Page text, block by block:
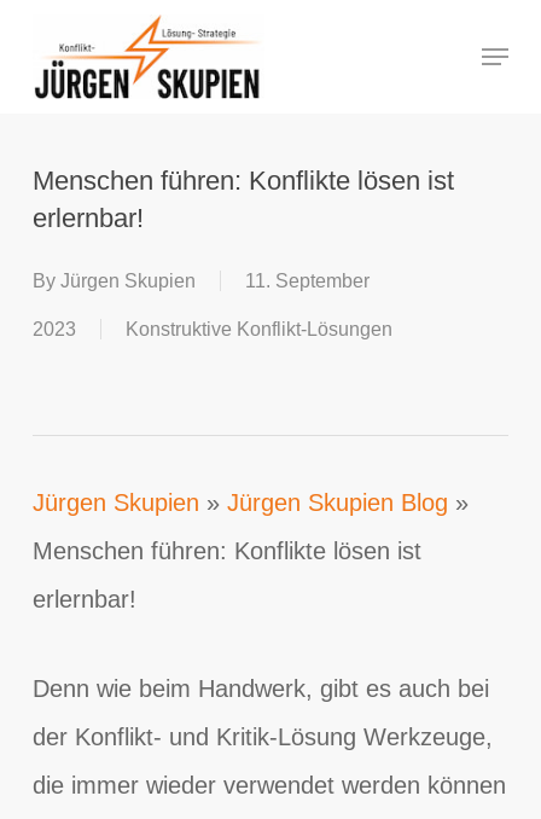
content
Menu
Menschen führen: Konflikte lösen ist
erlernbar!
By Jürgen Skupien 11. September
2023 Konstruktive Konflikt-Lösungen
Jürgen Skupien » Jürgen Skupien Blog »
Menschen führen: Konflikte lösen ist
erlernbar!
Denn wie beim Handwerk, gibt es auch bei
der Konflikt- und Kritik-Lösung Werkzeuge,
die immer wieder verwendet werden können